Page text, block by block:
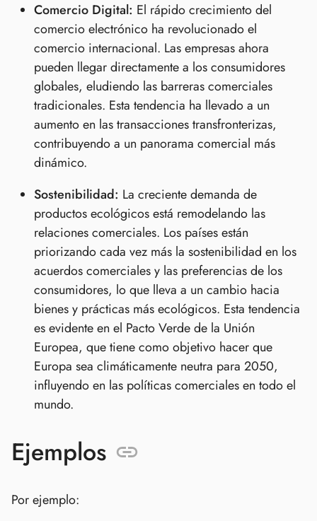
Comercio Digital: El rápido crecimiento del
comercio electrónico ha revolucionado el
comercio internacional. Las empresas ahora
pueden llegar directamente a los consumidores
globales, eludiendo las barreras comerciales
tradicionales. Esta tendencia ha llevado a un
aumento en las transacciones transfronterizas,
contribuyendo a un panorama comercial más
dinámico.
Sostenibilidad: La creciente demanda de
productos ecológicos está remodelando las
relaciones comerciales. Los países están
priorizando cada vez más la sostenibilidad en los
acuerdos comerciales y las preferencias de los
consumidores, lo que lleva a un cambio hacia
bienes y prácticas más ecológicos. Esta tendencia
es evidente en el Pacto Verde de la Unión
Europea, que tiene como objetivo hacer que
Europa sea climáticamente neutra para 2050,
influyendo en las políticas comerciales en todo el
mundo.
Ejemplos
Por ejemplo: